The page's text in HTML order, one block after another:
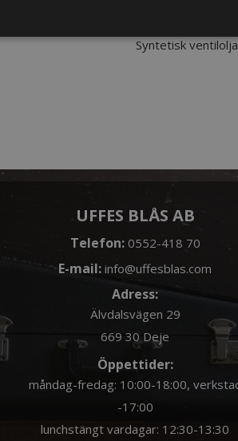
Syntetisk
UFFES BLÅS AB
Telefon: 0552-418 70
E-mail: info@uffesblas.com
Adress:
Älvdalsvägen 29
669 30 Deje
Öppettider:
måndag-fredag: 10:00-18:00,
-17:00
lunchstängt vardagar: 12:30-13:30